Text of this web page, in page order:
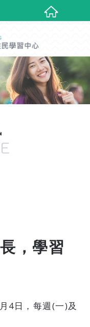
，學習
4日，每週(一)及